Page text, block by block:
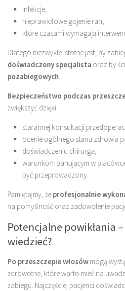
infekcje,
nieprawidłowe gojenie ran,
które czasami wymagają
Dlatego niezwykle istotne jest, by
doświadczony specjalista oraz by
pozabiegowych.
Bezpieczeństwo podczas
zwiększyć dzięki:
starannej konsultacji
ocenie ogólnego stanu zdrowia
doświadczeniu chirurga,
warunkom panującym w
być przeprowadzony.
Pamiętajmy, że profesjonalnie
na pomyślność oraz zadowolenie
Potencjalne powikłania
wiedzieć?
Po przeszczepie włosów mogą
zdrowotne, które warto mieć na
zabiegu. Najczęściej pacjenci